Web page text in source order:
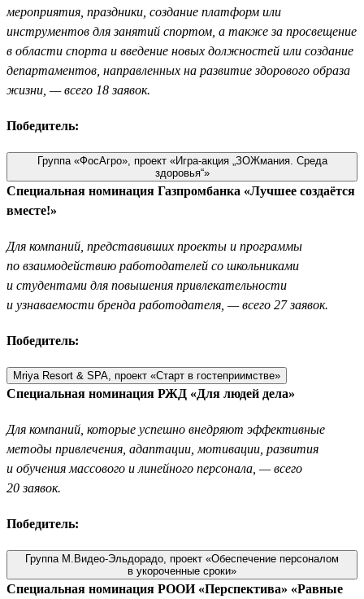
мероприятия, праздники, создание платформ или
инструментов для занятий спортом, а также за просвещение
в области спорта и введение новых должностей или создание
департаментов, направленных на развитие здорового образа
жизни, — всего 18 заявок.
Победитель:
Группа «ФосАгро», проект «Игра-акция „ЗОЖмания. Среда
здоровья“»
Специальная номинация Газпромбанка «Лучшее создаётся
вместе!»
Для компаний, представивших проекты и программы
по взаимодействию работодателей со школьниками
и студентами для повышения привлекательности
и узнаваемости бренда работодателя, — всего 27 заявок.
Победитель:
Mriya Resort & SPA, проект «Старт в гостеприимстве»
Специальная номинация РЖД «Для людей дела»
Для компаний, которые успешно внедряют эффективные
методы привлечения, адаптации, мотивации, развития
и обучения массового и линейного персонала, — всего
20 заявок.
Победитель:
Группа М.Видео-Эльдорадо, проект «Обеспечение персоналом
в укороченные сроки»
Специальная номинация РООИ «Перспектива» «Равные